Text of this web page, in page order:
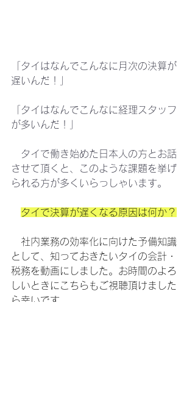
「タイはなんでこんなに月次の決算が
遅いんだ！」
「タイはなんでこんなに経理スタッフ
が多いんだ！」
タイで働き始めた日本人の方とお話
させて頂くと、このような課題を挙げ
られる方が多くいらっしゃいます。
タイで決算が遅くなる原因は何か？
社内業務の効率化に向けた予備知識
として、知っておきたいタイの会計・
税務を動画にしました。お時間のよろ
しいときにこちらもご視聴頂けました
ら幸いです。